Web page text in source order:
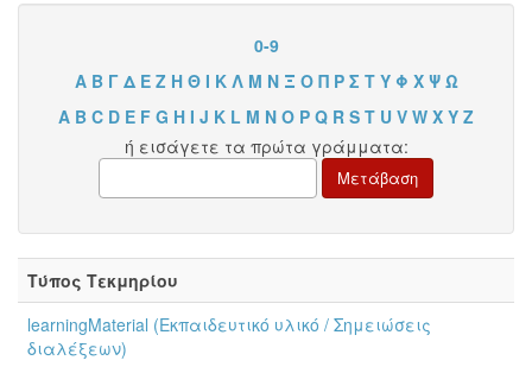
0-9
Α Β Γ Δ Ε Ζ Η Θ Ι Κ Λ Μ Ν Ξ Ο Π Ρ Σ Τ Υ Φ Χ Ψ Ω
A B C D E F G H I J K L M N O P Q R S T U V W X Y Z
ή εισάγετε τα πρώτα γράμματα:
Τύπος Τεκμηρίου
learningMaterial (Εκπαιδευτικό υλικό / Σημειώσεις
διαλέξεων)